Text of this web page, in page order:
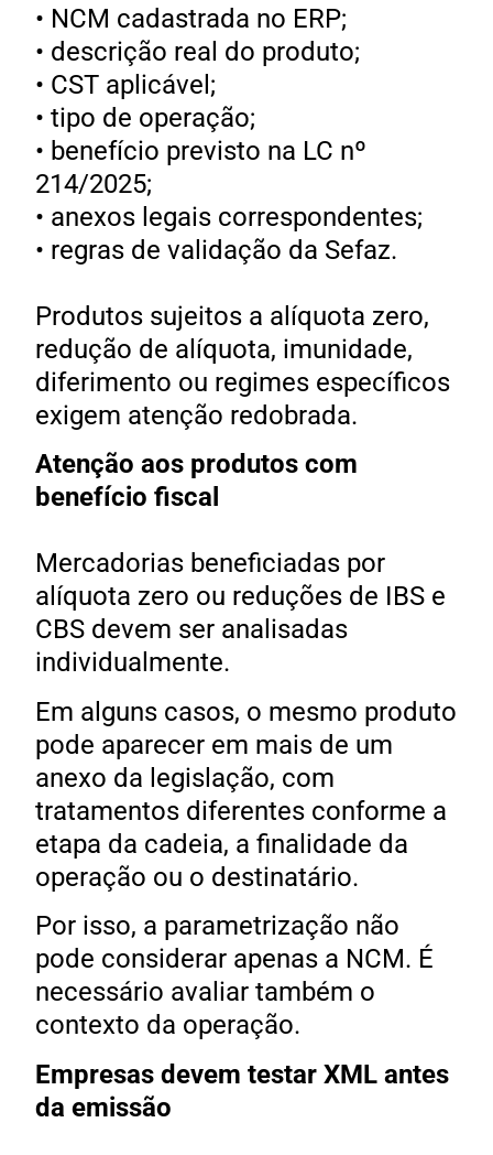
• NCM cadastrada no ERP;
• descrição real do produto;
• CST aplicável;
• tipo de operação;
• benefício previsto na LC nº
214/2025;
• anexos legais correspondentes;
• regras de validação da Sefaz.
Produtos sujeitos a alíquota zero,
redução de alíquota, imunidade,
diferimento ou regimes específicos
exigem atenção redobrada.
Atenção aos produtos com
benefício fiscal
Mercadorias beneficiadas por
alíquota zero ou reduções de IBS e
CBS devem ser analisadas
individualmente.
Em alguns casos, o mesmo produto
pode aparecer em mais de um
anexo da legislação, com
tratamentos diferentes conforme a
etapa da cadeia, a finalidade da
operação ou o destinatário.
Por isso, a parametrização não
pode considerar apenas a NCM. É
necessário avaliar também o
contexto da operação.
Empresas devem testar XML antes
da emissão